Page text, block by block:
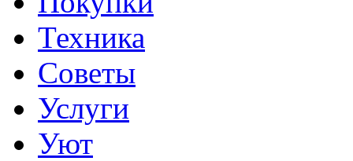
Техника
Советы
Услуги
Уют